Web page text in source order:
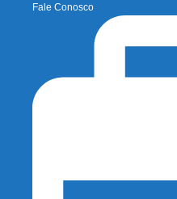
Fale Conosco